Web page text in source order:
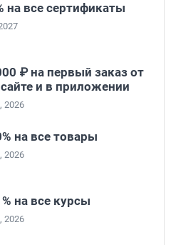
на все сертификаты
₽ на первый заказ от
и в приложении
2026
на все товары
2026
на все курсы
2026